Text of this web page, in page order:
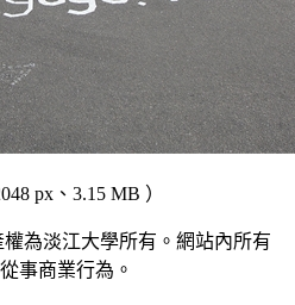
px、3.15 MB ）
為淡江大學所有。網站內所有
事商業行為。